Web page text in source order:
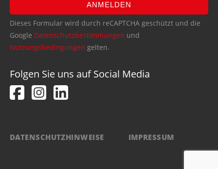
ANMELDEN
Dieses Formular wird durch reCAPTCHA geschützt und die
Google Datenschutzbestimmungen und
Nutzungsbedingungen gelten.
Folgen Sie uns auf Social Media
DATENSCHUTZHINWEISE IMPRESSUM